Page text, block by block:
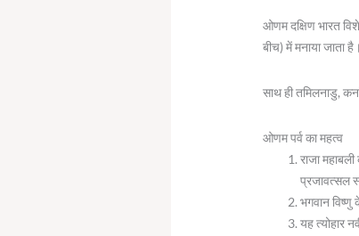
ओणम दक्षिण भारत
बीच) में मनाया जाता है।
साथ ही तमिलनाडु,
ओणम पर्व का महत्व
राजा
प्रजावत्सल
भगवान
यह त्योहार